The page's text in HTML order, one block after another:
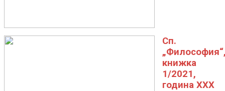
Сп.
книжка
1/2021,
година XXX